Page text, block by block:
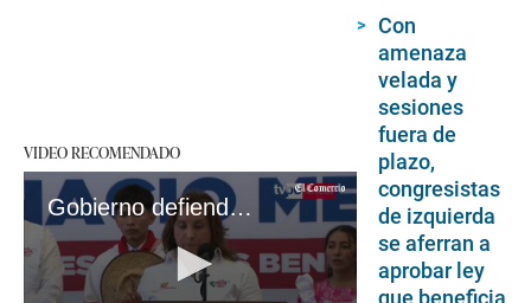
VIDEO RECOMENDADO
Gobierno defiende inversión y desarrollo en Piura pese a críticas y deslealtades
Con
amenaza
velada y
sesiones
fuera de
plazo,
congresistas
de izquierda
se aferran a
aprobar ley
que beneficia